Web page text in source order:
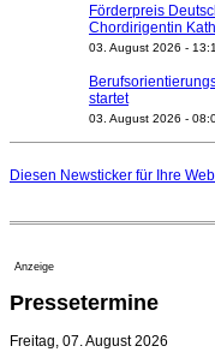
Förderpreis
Chordirigentin
03. August 2026 -
startet
03. August 2026 -
Nationaltheater
Regensburger
Kammerorchester
verlängert bis 2030
Diesen Newsticker für Ihre
Anzeige
Pressetermine
Freitag, 07. August 2026